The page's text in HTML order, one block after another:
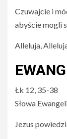
Czuwajcie i
abyście mogli
Alleluja,
Łk 12, 35-38
Słowa
Jezus